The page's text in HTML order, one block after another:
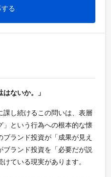
る
はないか。」
課し続けるこの問いは、表層
」という行為への根本的な懐
ランド投資が「成果が見え
ランド投資を「必要だが説
ている現実があります。